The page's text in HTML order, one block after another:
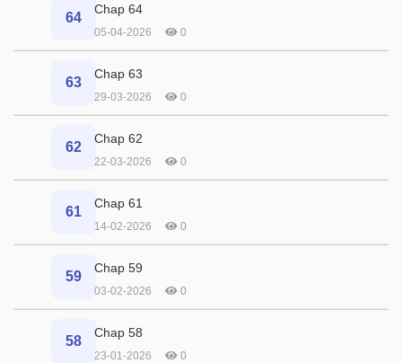
64
Chap 64
05-04-2026 0
63
Chap 63
29-03-2026 0
62
Chap 62
22-03-2026 0
61
Chap 61
14-02-2026 0
59
Chap 59
03-02-2026 0
58
Chap 58
23-01-2026 0